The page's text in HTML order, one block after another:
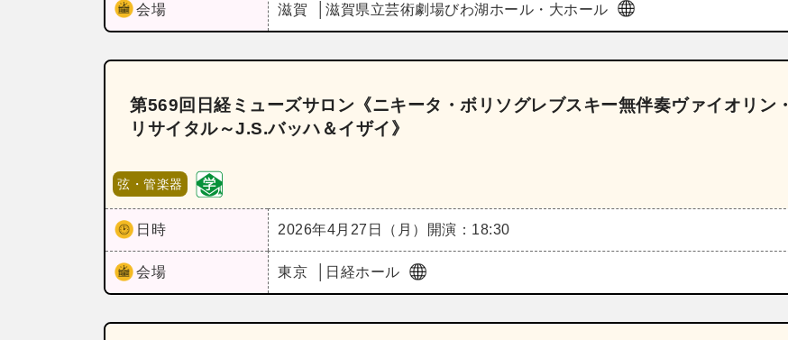
会場 滋賀 滋賀県立芸術劇場びわ湖ホール・大ホール
第569回日経ミューズサロン《ニキータ・ボリソグレブスキー無伴奏ヴァイオリン・
リサイタル～J.S.バッハ＆イザイ》
弦・管楽器
日時 2026年4月27日（月） 開演：18:30
会場 東京 日経ホール